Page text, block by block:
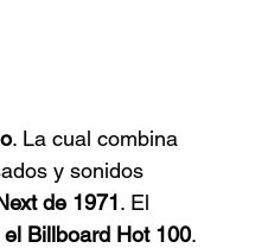
. La cual combina
y sonidos
de 1971. El
el Billboard Hot 100.